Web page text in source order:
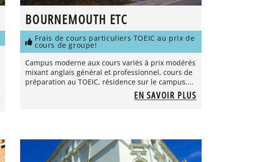
BOURNEMOUTH ETC
Frais de cours particuliers TOEIC au prix de
cours de groupe!
Campus moderne aux cours variés à prix modérés
mixant anglais général et professionnel, cours de
préparation au TOEIC, résidence sur le campus....
EN SAVOIR PLUS